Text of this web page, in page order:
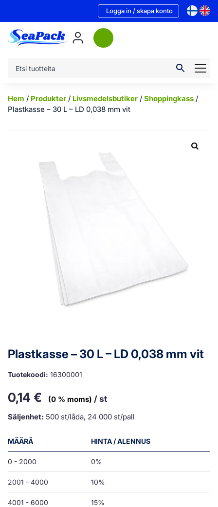
Logga in / skapa konto
Hem / Produkter / Livsmedelsbutiker / Shoppingkass /
Plastkasse – 30 L – LD 0,038 mm vit
Plastkasse – 30 L – LD 0,038 mm vit
Tuotekoodi: 16300001
0,14€ (0 % moms) / st
Säljenhet: 500 st/låda, 24 000 st/pall
MÄÄRÄ HINTA / ALENNUS
0 - 2000 0%
2001 - 4000 10%
4001 - 6000 15%